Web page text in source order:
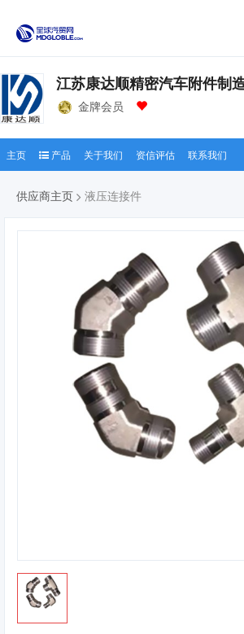
江苏康达顺精密汽车附件制
金牌会员
主页 产品 关于我们 资信评估 联系我们
供应商主页 液压连接件